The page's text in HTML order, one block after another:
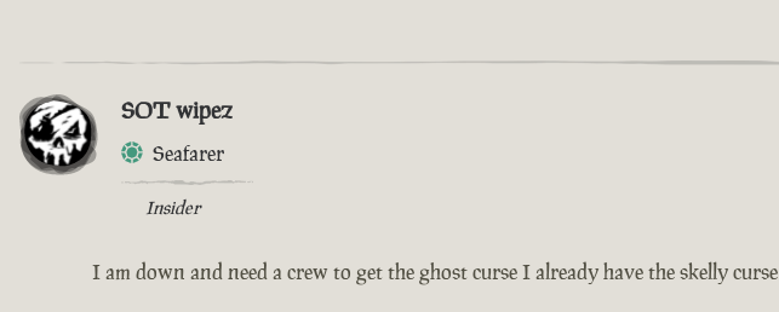
SOT wipez
Seafarer
Insider
I am down and need a crew to get the ghost curse I already have the skelly curse